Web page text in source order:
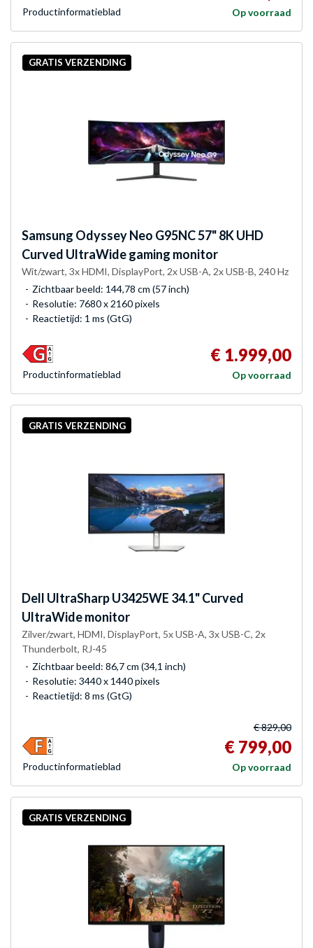
Op voorraad
Product­informatieblad
GRATIS VERZENDING
Samsung Odyssey Neo G95NC 57" 8K UHD
Curved UltraWide gaming monitor
Wit/zwart, 3x HDMI, DisplayPort, 2x USB-A, 2x USB-B, 240 Hz
Zichtbaar beeld: 144,78 cm (57 inch)
Resolutie: 7680 x 2160 pixels
Reactietijd: 1 ms (GtG)
€ 1.999,00
Op voorraad
Product­informatieblad
GRATIS VERZENDING
Dell UltraSharp U3425WE 34.1" Curved
UltraWide monitor
Zilver/zwart, HDMI, DisplayPort, 5x USB-A, 3x USB-C, 2x
Thunderbolt, RJ-45
Zichtbaar beeld: 86,7 cm (34,1 inch)
Resolutie: 3440 x 1440 pixels
Reactietijd: 8 ms (GtG)
€ 829,00
€ 799,00
Op voorraad
Product­informatieblad
GRATIS VERZENDING